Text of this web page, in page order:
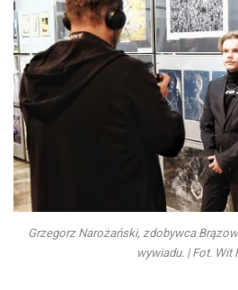
Grzegorz Narożański, zdobywca
wywiadu. | Fot. Wit